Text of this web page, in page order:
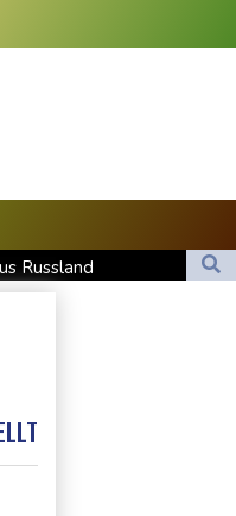
Russland